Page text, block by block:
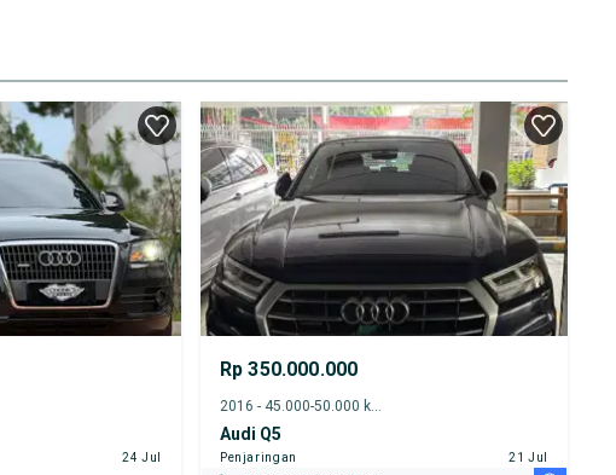
24 Jul
Rp 350.000.000
2016 - 45.000-50.000 km
Audi Q5
Penjaringan
21 Jul